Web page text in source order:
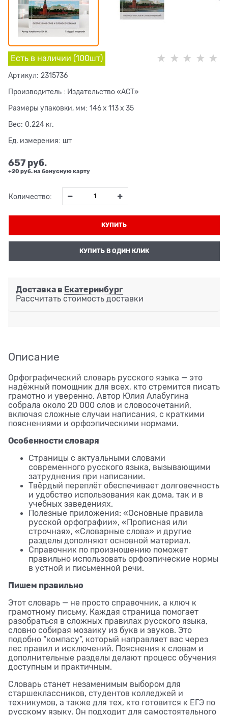
Есть в наличии (100шт)
Артикул: 2315736
Производитель : Издательство «АСТ»
Размеры упаковки, мм: 146 x 113 x 35
Вес: 0.224 кг.
Ед. измерения: шт
657 руб.
+20 руб. на бонусную карту
Количество:
КУПИТЬ
КУПИТЬ В ОДИН КЛИК
Доставка в Екатеринбург
Рассчитать стоимость доставки
Описание
Орфографический словарь русского языка — это
надёжный помощник для всех, кто стремится писать
грамотно и уверенно. Автор Юлия Алабугина
собрала около 20 000 слов и словосочетаний,
включая сложные случаи написания, с краткими
пояснениями и орфоэпическими нормами.
Особенности словаря
Страницы с актуальными словами
современного русского языка, вызывающими
затруднения при написании.
Твёрдый переплёт обеспечивает долговечность
и удобство использования как дома, так и в
учебных заведениях.
Полезные приложения: «Основные правила
русской орфографии», «Прописная или
строчная», «Словарные слова» и другие
разделы дополняют основной материал.
Справочник по произношению поможет
правильно использовать орфоэпические нормы
в устной и письменной речи.
Пишем правильно
Этот словарь — не просто справочник, а ключ к
грамотному письму. Каждая страница помогает
разобраться в сложных правилах русского языка,
словно собирая мозаику из букв и звуков. Это
подобно “компасу”, который направляет вас через
лес правил и исключений. Пояснения к словам и
дополнительные разделы делают процесс обучения
доступным и практичным.
Словарь станет незаменимым выбором для
старшеклассников, студентов колледжей и
техникумов, а также для тех, кто готовится к ЕГЭ по
русскому языку. Он подходит для самостоятельного